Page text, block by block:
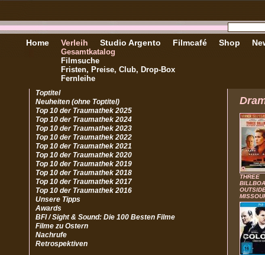
Home Verleih
Gesamtkatalog
Filmsuche
Fristen, Preise, Club, Drop-Box
Fernleihe
Studio Argento Filmcafé Shop
Toptitel
Neuheiten (ohne Toptitel)
Top 10 der Traumathek 2025
Top 10 der Traumathek 2024
Top 10 der Traumathek 2023
Top 10 der Traumathek 2022
Top 10 der Traumathek 2021
Top 10 der Traumathek 2020
Top 10 der Traumathek 2019
Top 10 der Traumathek 2018
Top 10 der Traumathek 2017
Top 10 der Traumathek 2016
Unsere Tipps
Awards
BFI / Sight & Sound: Die 100 Besten Filme
Filme zu Ostern
Nachrufe
Retrospektiven
THREE